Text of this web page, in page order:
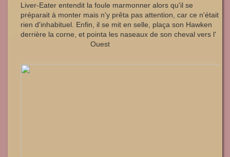
Liver-Eater entendit la foule marmonner alors qu'il se
préparait à monter mais n'y prêta pas attention, car ce n'était
rien d'inhabituel. Enfin, il se mit en selle, plaça son Hawken
derrière la corne, et pointa les naseaux de son cheval vers l'
Ouest